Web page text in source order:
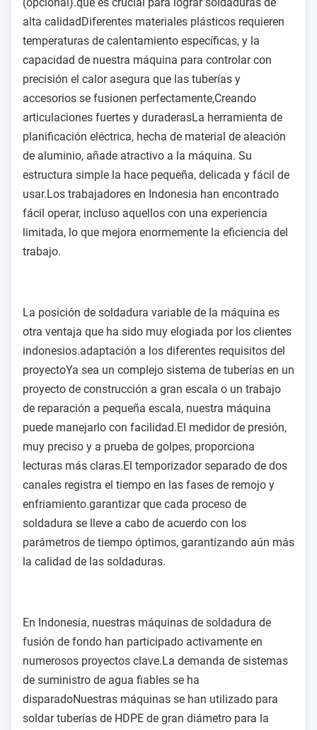
alta calidadDiferentes materiales plásticos requieren
temperaturas de calentamiento específicas, y la
capacidad de nuestra máquina para controlar con
precisión el calor asegura que las tuberías y
accesorios se fusionen perfectamente,Creando
articulaciones fuertes y duraderasLa herramienta de
planificación eléctrica, hecha de material de aleación
de aluminio, añade atractivo a la máquina. Su
estructura simple la hace pequeña, delicada y fácil de
usar.Los trabajadores en Indonesia han encontrado
fácil operar, incluso aquellos con una experiencia
limitada, lo que mejora enormemente la eficiencia del
trabajo.
La posición de soldadura variable de la máquina es
otra ventaja que ha sido muy elogiada por los clientes
indonesios.adaptación a los diferentes requisitos del
proyectoYa sea un complejo sistema de tuberías en un
proyecto de construcción a gran escala o un trabajo
de reparación a pequeña escala, nuestra máquina
puede manejarlo con facilidad.El medidor de presión,
muy preciso y a prueba de golpes, proporciona
lecturas más claras.El temporizador separado de dos
canales registra el tiempo en las fases de remojo y
enfriamiento.garantizar que cada proceso de
soldadura se lleve a cabo de acuerdo con los
parámetros de tiempo óptimos, garantizando aún más
la calidad de las soldaduras.
En Indonesia, nuestras máquinas de soldadura de
fusión de fondo han participado activamente en
numerosos proyectos clave.La demanda de sistemas
de suministro de agua fiables se ha
disparadoNuestras máquinas se han utilizado para
soldar tuberías de HDPE de gran diámetro para la